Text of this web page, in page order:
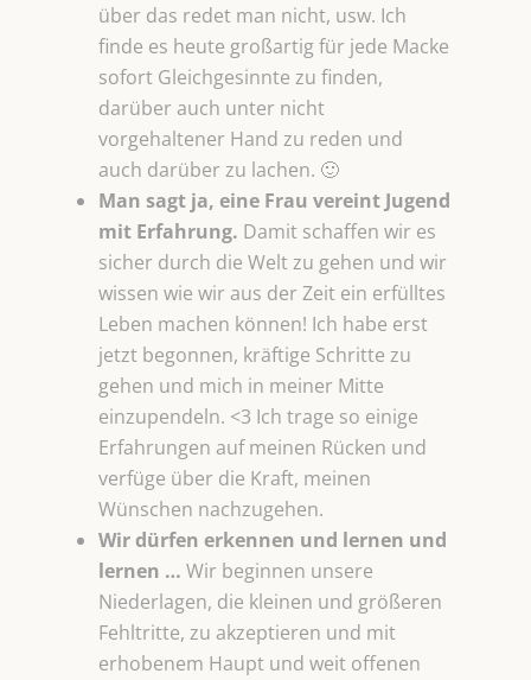
über das redet man nicht, usw. Ich
finde es heute großartig für jede Macke
sofort Gleichgesinnte zu finden,
darüber auch unter nicht
vorgehaltener Hand zu reden und
auch darüber zu lachen. 🙂
Man sagt ja, eine Frau vereint Jugend
mit Erfahrung. Damit schaffen wir es
sicher durch die Welt zu gehen und wir
wissen wie wir aus der Zeit ein erfülltes
Leben machen können! Ich habe erst
jetzt begonnen, kräftige Schritte zu
gehen und mich in meiner Mitte
einzupendeln. <3 Ich trage so einige
Erfahrungen auf meinen Rücken und
verfüge über die Kraft, meinen
Wünschen nachzugehen.
Wir dürfen erkennen und lernen und
lernen … Wir beginnen unsere
Niederlagen, die kleinen und größeren
Fehltritte, zu akzeptieren und mit
erhobenem Haupt und weit offenen